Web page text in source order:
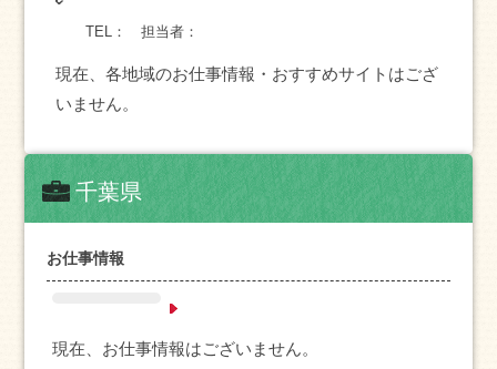
TEL： 担当者：
現在、各地域のお仕事情報・おすすめサイトはござ
いません。
千葉県
お仕事情報
現在、お仕事情報はございません。